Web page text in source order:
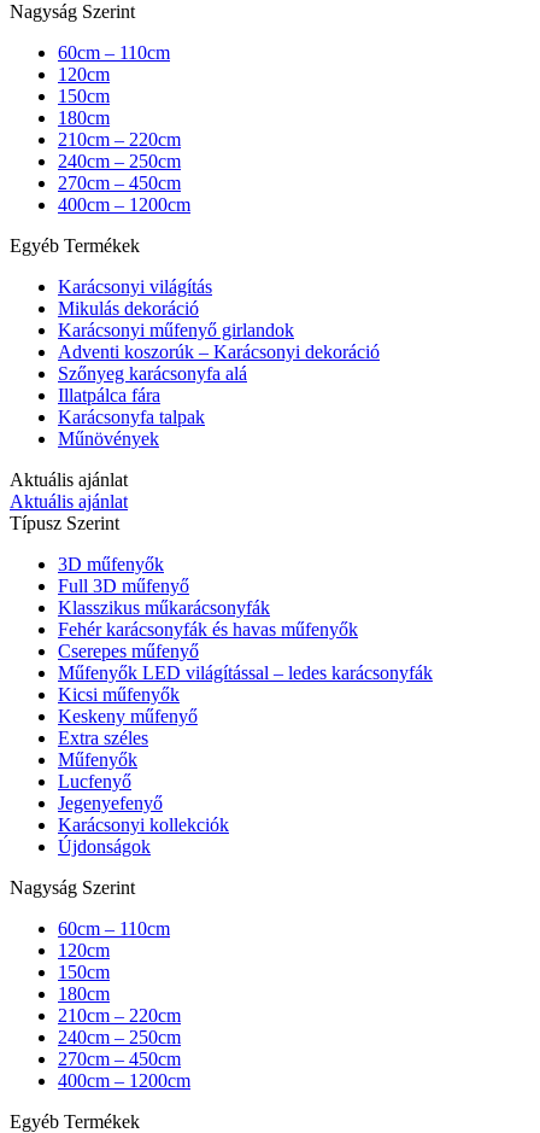
Nagyság Szerint
60cm – 110cm
120cm
150cm
180cm
210cm – 220cm
240cm – 250cm
270cm – 450cm
400cm – 1200cm
Egyéb Termékek
Karácsonyi világítás
Mikulás dekoráció
Karácsonyi műfenyő girlandok
Adventi koszorúk – Karácsonyi dekoráció
Szőnyeg karácsonyfa alá
Illatpálca fára
Karácsonyfa talpak
Műnövények
Aktuális ajánlat
Aktuális ajánlat
Típusz Szerint
3D műfenyők
Full 3D műfenyő
Klasszikus műkarácsonyfák
Fehér karácsonyfák és havas műfenyők
Cserepes műfenyő
Műfenyők LED világítással – ledes karácsonyfák
Kicsi műfenyők
Keskeny műfenyő
Extra széles
Műfenyők
Lucfenyő
Jegenyefenyő
Karácsonyi kollekciók
Újdonságok
Nagyság Szerint
60cm – 110cm
120cm
150cm
180cm
210cm – 220cm
240cm – 250cm
270cm – 450cm
400cm – 1200cm
Egyéb Termékek